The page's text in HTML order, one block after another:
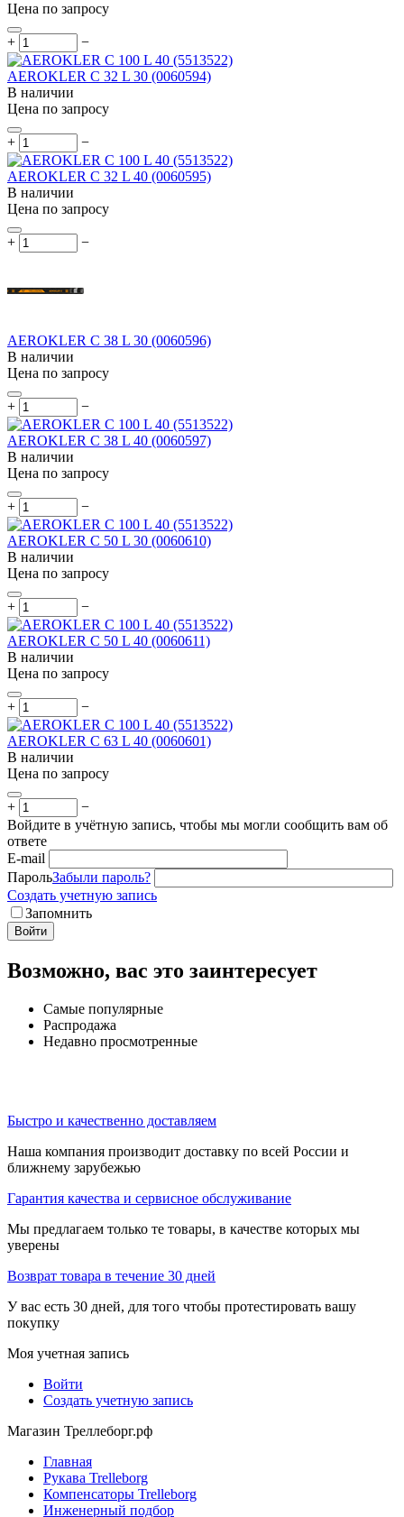
Цена по запросу
+ −
AEROKLER C 32 L 30 (0060594)
В наличии
Цена по запросу
+ −
AEROKLER C 32 L 40 (0060595)
В наличии
Цена по запросу
+ −
AEROKLER C 38 L 30 (0060596)
В наличии
Цена по запросу
+ −
AEROKLER C 38 L 40 (0060597)
В наличии
Цена по запросу
+ −
AEROKLER C 50 L 30 (0060610)
В наличии
Цена по запросу
+ −
AEROKLER C 50 L 40 (0060611)
В наличии
Цена по запросу
+ −
AEROKLER C 63 L 40 (0060601)
В наличии
Цена по запросу
+
−
Войдите в учётную запись, чтобы мы могли сообщить вам об
ответе
E-mail
ПарольЗабыли пароль?
Создать учетную запись
Запомнить
Войти
Возможно, вас это заинтересует
Самые популярные
Распродажа
Недавно просмотренные
Быстро и качественно доставляем
Наша компания производит доставку по всей России и
ближнему зарубежью
Гарантия качества и сервисное обслуживание
Мы предлагаем только те товары, в качестве которых мы
уверены
Возврат товара в течение 30 дней
У вас есть 30 дней, для того чтобы протестировать вашу
покупку
Моя учетная запись
Войти
Создать учетную запись
Магазин Треллеборг.рф
Главная
Рукава Trelleborg
Компенсаторы Trelleborg
Инженерный подбор